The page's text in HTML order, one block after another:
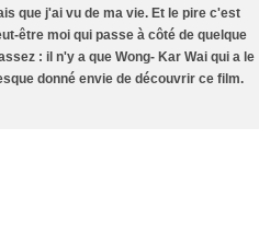
que j'ai vu de ma vie. Et le pire c'est
être moi qui passe à côté de quelque
: il n'y a que Wong- Kar Wai qui a le
donné envie de découvrir ce film.